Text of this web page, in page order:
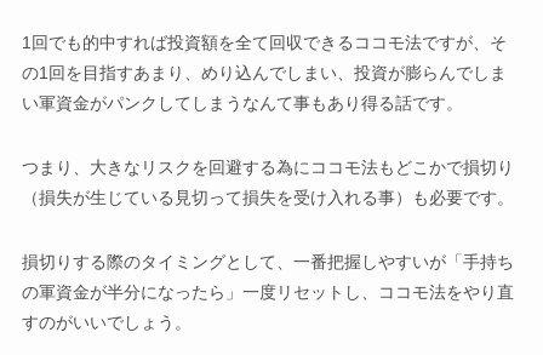
1回でも的中すれば投資額を全て回収できるココモ法ですが、そ
の1回を目指すあまり、めり込んでしまい、投資が膨らんでしま
い軍資金がパンクしてしまうなんて事もあり得る話です。
つまり、大きなリスクを回避する為にココモ法もどこかで損切り
（損失が生じている見切って損失を受け入れる事）も必要です。
損切りする際のタイミングとして、一番把握しやすいが「手持ち
の軍資金が半分になったら」一度リセットし、ココモ法をやり直
すのがいいでしょう。